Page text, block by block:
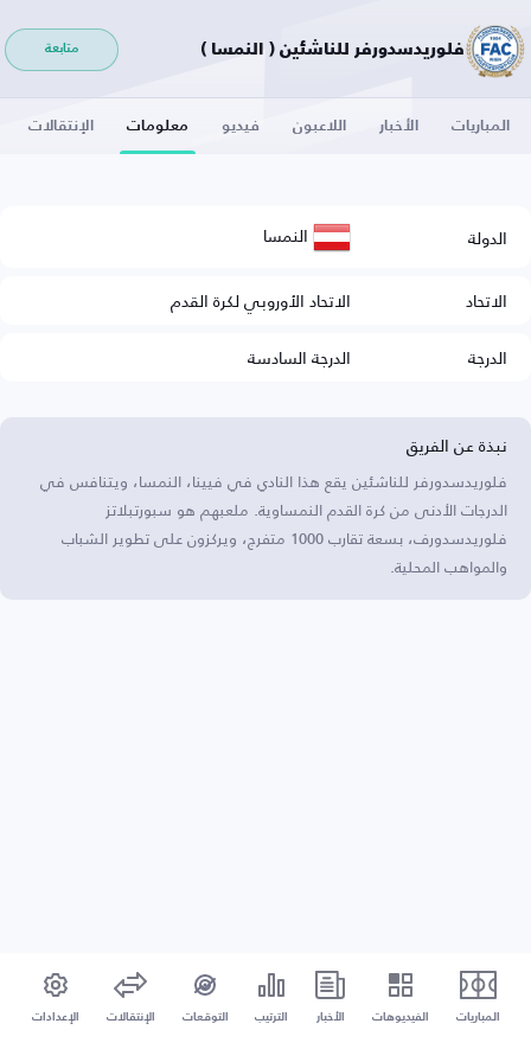
فلوريدسدورفر للناشئين ( النمسا ) متابعة
المباريات الأخبار اللاعبون فيديو معلومات الإنتقالات
الدولة النمسا
الاتحاد
الاتحاد الأوروبي لكرة القدم
الدرجة
الدرجة السادسة
نبذة عن الفريق
فلوريدسدورفر للناشئين يقع هذا النادي في فيينا، النمسا، ويتنافس في
الدرجات الأدنى من كرة القدم النمساوية. ملعبهم هو سبورتبلاتز
فلوريدسدورف، بسعة تقارب 1000 متفرج، ويركزون على تطوير الشباب
والمواهب المحلية.
المباريات الفيديوهات الأخبار الترتيب التوقعات الإنتقالات الإعدادات